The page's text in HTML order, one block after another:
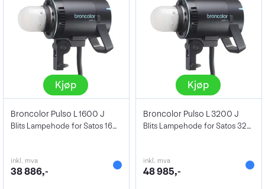
Kjøp
Broncolor Pulso L 1600 J
Blits Lampehode for Satos 1600Ws
inkl. mva
38 886,-
Kjøp
Broncolor Pulso L 3200 J
Blits Lampehode for Satos 3200Ws
inkl. mva
48 985,-